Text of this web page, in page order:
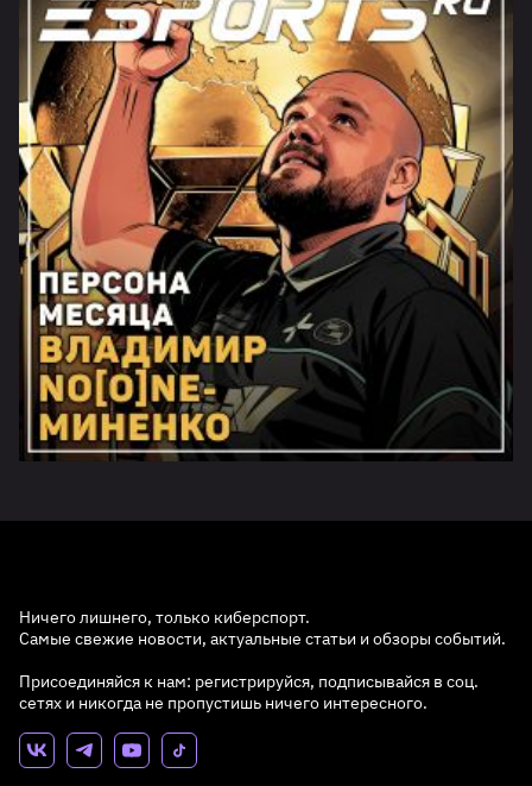
Ничего лишнего, только киберспорт.
Самые свежие новости, актуальные статьи и обзоры событий.
Присоединяйся к нам: регистрируйся, подписывайся в соц.
сетях и никогда не пропустишь ничего интересного.